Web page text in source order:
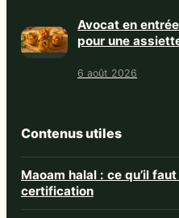
Avocat en
pour une
6 août 2026
Contenus utiles
Maoam halal : ce qu’il
certification